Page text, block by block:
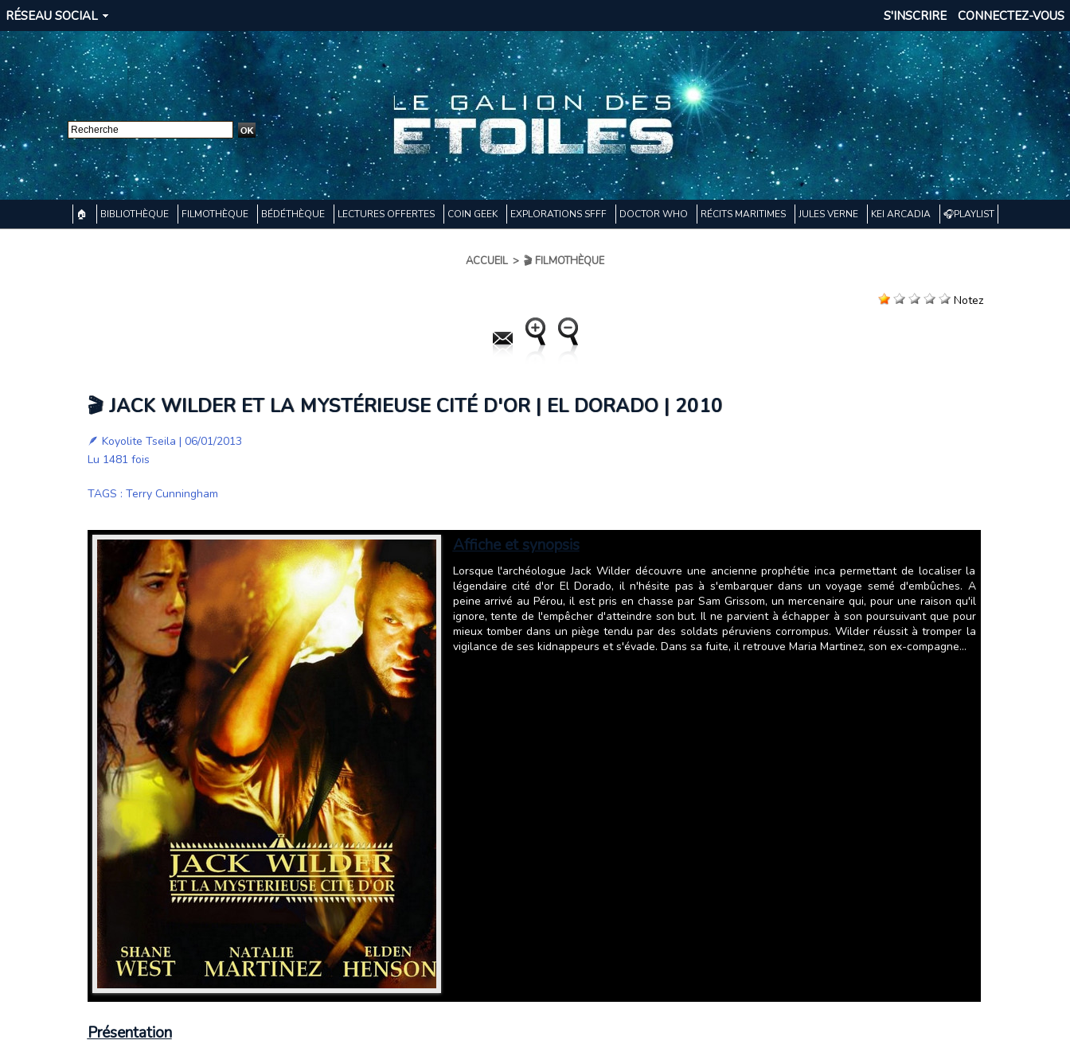
RÉSEAU SOCIAL CONNECTEZ-VOUS
S'INSCRIRE
🏠 BIBLIOTHÈQUE FILMOTHÈQUE BÉDÉTHÈQUE LECTURES OFFERTES COIN GEEK EXPLORATIONS SFFF DOCTOR WHO RÉCITS MARITIMES JULES VERNE KEI ARCADIA 🎧PLAYLIST
ACCUEIL > 🎬 FILMOTHÈQUE
Notez
🎬 JACK WILDER ET LA MYSTÉRIEUSE CITÉ D'OR | EL DORADO | 2010
🪶 Koyolite Tseila | 06/01/2013
Lu 1481 fois
TAGS : Terry Cunningham
Affiche et synopsis
Lorsque l'archéologue Jack Wilder découvre une ancienne prophétie inca permettant de localiser la
légendaire cité d'or El Dorado, il n'hésite pas à s'embarquer dans un voyage semé d'embûches. A
peine arrivé au Pérou, il est pris en chasse par Sam Grissom, un mercenaire qui, pour une raison qu'il
ignore, tente de l'empêcher d'atteindre son but. Il ne parvient à échapper à son poursuivant que pour
mieux tomber dans un piège tendu par des soldats péruviens corrompus. Wilder réussit à tromper la
vigilance de ses kidnappeurs et s'évade. Dans sa fuite, il retrouve Maria Martinez, son ex-compagne...
Présentation